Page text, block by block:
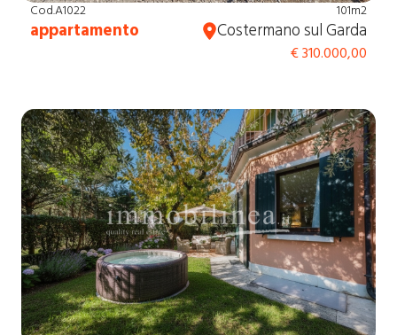
Cod.A1022
appartamento
101m2
Costermano sul Garda
€ 310.000,00